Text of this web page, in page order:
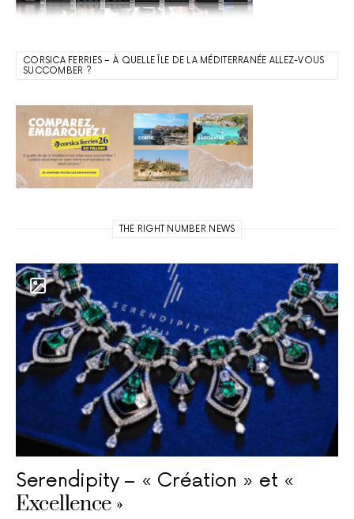
CORSICA FERRIES – À QUELLE ÎLE DE LA MÉDITERRANÉE ALLEZ-VOUS
SUCCOMBER ?
THE RIGHT NUMBER NEWS
Serendipity – « Création » et «
Excellence »